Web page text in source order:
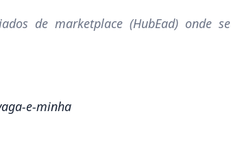
de marketplace (HubEad) onde
e-minha